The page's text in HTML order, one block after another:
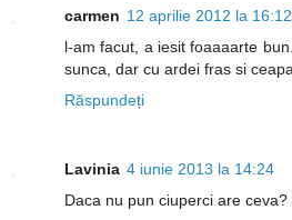
carmen 12 aprilie 2012 la 16:12
l-am facut, a iesit foaaaarte
sunca, dar cu ardei fras si
Răspundeți
Lavinia 4 iunie 2013 la 14:24
Daca nu pun ciuperci are ceva?